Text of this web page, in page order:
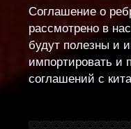
Соглашение о
рассмотрено в
будут полезны и
импортировать и
соглашений с